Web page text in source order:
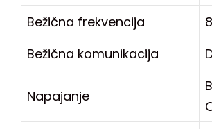
Bežična frekvencija
Bežična komunikacija
Napajanje